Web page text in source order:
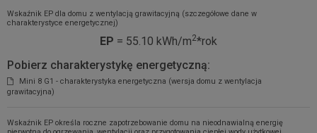
Wskaźnik EP dla domu z wentylacją grawitacyjną (szczegółowe dane w
charakterystyce energetycznej)
EP = 55.10 kWh/m2*rok
Pobierz charakterystykę energetyczną:
Mini 8 G1 - charakterystyka energetyczna (wersja domu z wentylacja
grawitacyjna)
Wskaźnik EP określa roczne zapotrzebowanie domu na nieodnawialną energię